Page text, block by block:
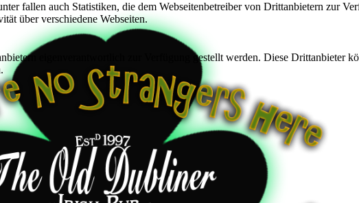
fallen auch Statistiken, die dem Webseitenbetreiber von Drittanbietern zur
über verschiedene Webseiten.
eigenverantwortlich zur Verfügung gestellt werden. Diese Drittanbieter